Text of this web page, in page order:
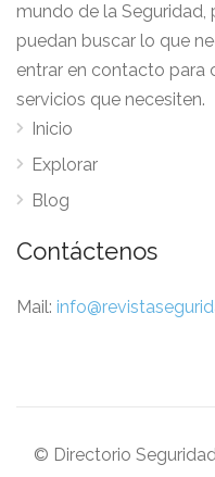
mundo de la Seguridad,
puedan buscar lo que
entrar en contacto
servicios que necesiten.
Inicio
Explorar
Blog
Contáctenos
Mail:
© Directorio